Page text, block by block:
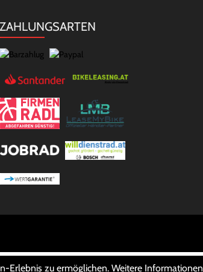
ZAHLUNGSARTEN
Erlebnis zu ermöglichen. Weitere Informationen